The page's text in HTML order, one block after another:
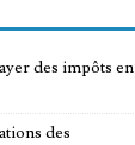
des impôts en
des